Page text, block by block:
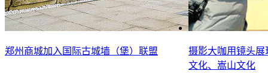
郑州商城加入国际古城墙（堡）联盟
摄影大咖用镜头
文化、嵩山文化